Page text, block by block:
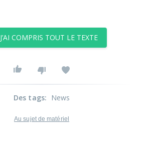
J’AI COMPRIS TOUT LE TEXTE
Des tags: News
Au sujet de matériel